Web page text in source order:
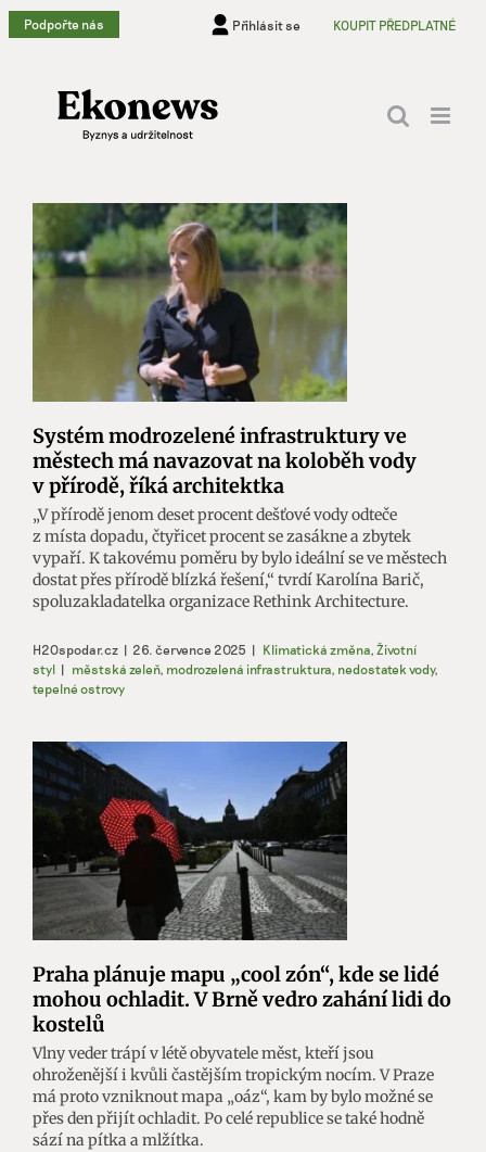
Přeskočit
na
Podpořte nás Přihlásit se KOUPIT PŘEDPLATNÉ
Systém modrozelené infrastruktury ve
městech má navazovat na koloběh vody
v přírodě, říká architektka
„V přírodě jenom deset procent dešťové vody odteče
z místa dopadu, čtyřicet procent se zasákne a zbytek
vypaří. K takovému poměru by bylo ideální se ve městech
dostat přes přírodě blízká řešení,“ tvrdí Karolína Barič,
spoluzakladatelka organizace Rethink Architecture.
H2Ospodar.cz | 26. července 2025 | Klimatická změna, Životní
styl | městská zeleň, modrozelená infrastruktura, nedostatek vody,
tepelné ostrovy
Praha plánuje mapu „cool zón“, kde se lidé
mohou ochladit. V Brně vedro zahání lidi do
kostelů
Vlny veder trápí v létě obyvatele měst, kteří jsou
ohroženější i kvůli častějším tropickým nocím. V Praze
má proto vzniknout mapa „oáz“, kam by bylo možné se
přes den přijít ochladit. Po celé republice se také hodně
sází na pítka a mlžítka.